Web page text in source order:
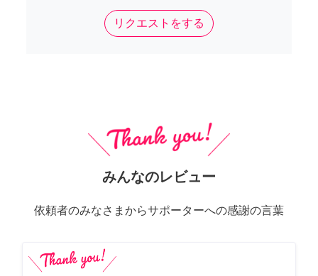
リクエストをする
みんなのレビュー
依頼者のみなさまからサポーターへの感謝の言葉